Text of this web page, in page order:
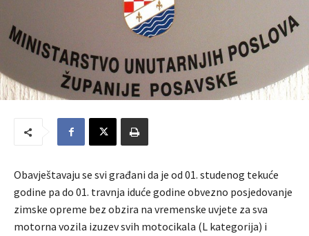
Obavještavaju se svi građani da je od 01. studenog tekuće
godine pa do 01. travnja iduće godine obvezno posjedovanje
zimske opreme bez obzira na vremenske uvjete za sva
motorna vozila izuzev svih motocikala (L kategorija) i